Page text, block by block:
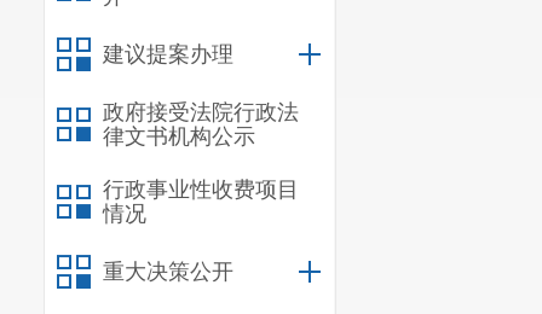
建议提案办理
政府接受法院行政法
律文书机构公示
行政事业性收费项目
情况
重大决策公开